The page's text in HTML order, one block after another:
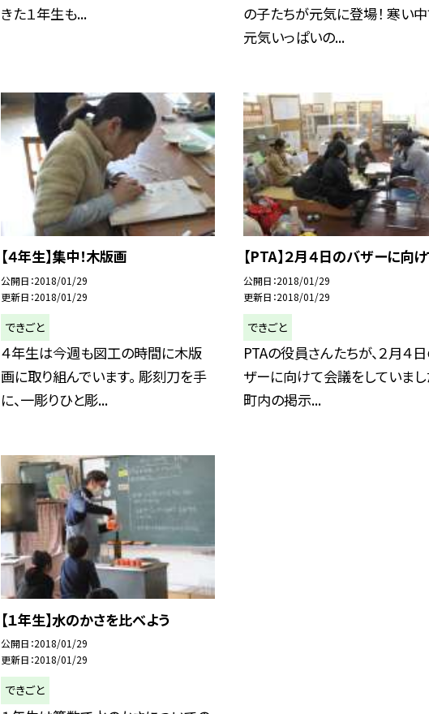
きた１年生も...
の子たちが元気に登場！ 寒い
元気いっぱいの...
【４年生】集中！木版画
公開日 2018/01/29
更新日 2018/01/29
できごと
４年生は今週も図工の時間に木版
画に取り組んでいます。 彫刻刀を手
に、一彫りひと彫...
【PTA】２月４日のバザーに向
公開日 2018/01/29
更新日 2018/01/29
できごと
PTAの役員さんたちが、２月４
ザーに向けて会議をしていまし
町内の掲示...
【１年生】水のかさを比べよう
公開日 2018/01/29
更新日 2018/01/29
できごと